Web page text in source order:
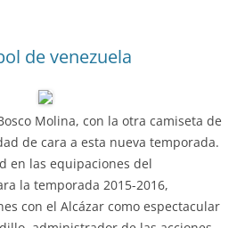
de venezuela
Molina, con la otra camiseta de
de cara a esta nueva temporada.
en las equipaciones del
la temporada 2015-2016,
con el Alcázar como espectacular